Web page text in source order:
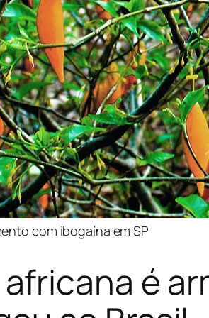
com ibogaína em SP
africana é